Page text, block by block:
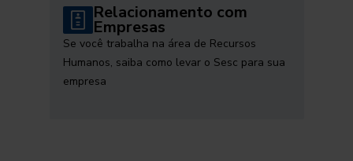
Relacionamento com
Empresas
Se você trabalha na área de Recursos
Humanos, saiba como levar o Sesc para sua
empresa